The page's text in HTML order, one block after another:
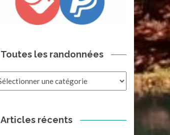
Toutes les randonnées
Articles récents